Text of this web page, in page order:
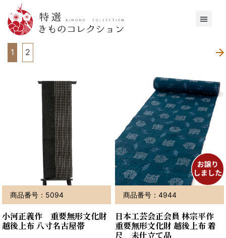
1 2
商品番号：5094
小河正義作 重要無形文化財
越後上布 八寸名古屋帯
商品番号：4944
日本工芸会正会員 林宗平作
重要無形文化財 越後上布 着
尺 未仕立て品